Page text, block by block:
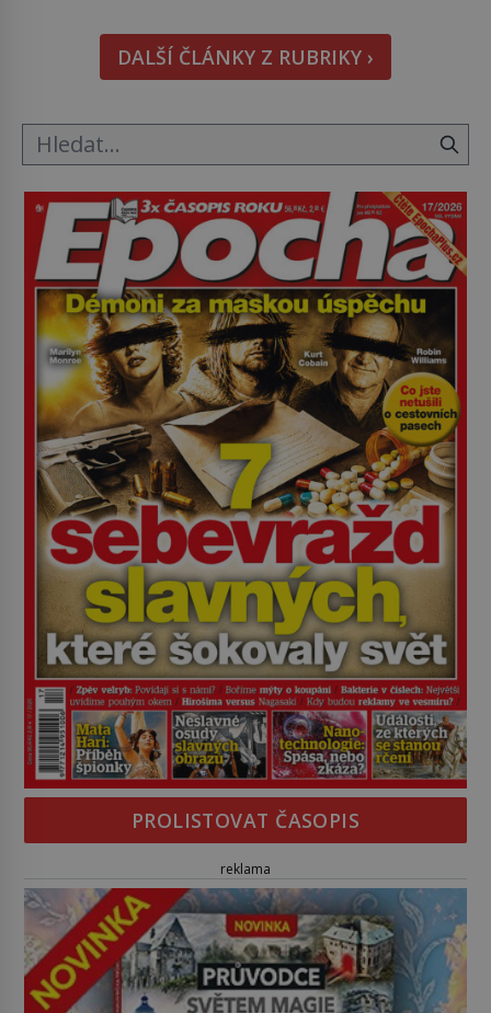
Strážníci ho dopraví zpět do udaného bytu. Oním
„kamarádem“ je ovšem jeden z nejslavnějších
vrahů, Jeffrey Dahmer (1960–1994). Je 27. května
DALŠÍ ČLÁNKY Z RUBRIKY ›
PROLISTOVAT ČASOPIS
reklama